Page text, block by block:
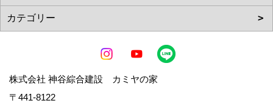
株式会社 神谷綜合建設 カミヤの家
〒441-8122